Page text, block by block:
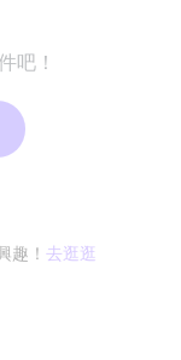
吧！
趣！ 去逛逛